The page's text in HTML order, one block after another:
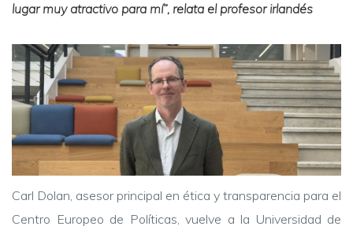
lugar muy atractivo para mí”, relata el profesor irlandés
Carl Dolan, asesor principal en ética y transparencia para el
Centro Europeo de Políticas, vuelve a la Universidad de